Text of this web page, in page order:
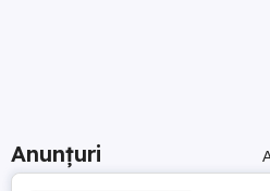
Anunțuri